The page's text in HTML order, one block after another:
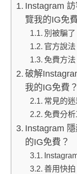
Instagram
覽我的IG免
別被騙
官方說
免費方
破解
我的IG免費？
常見的迷
免費分
Instagram
的IG免費？
善用快